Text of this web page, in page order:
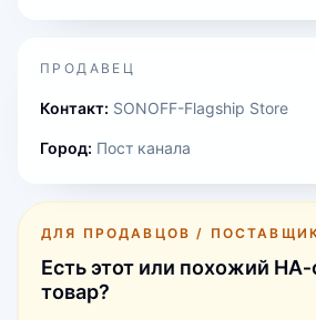
ПРОДАВЕЦ
Контакт: SONOFF-Flagship Store
Город: Пост канала
ДЛЯ ПРОДАВЦОВ /
Есть этот или похожий
товар?